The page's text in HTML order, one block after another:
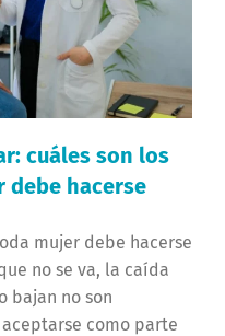
cuáles son los
debe hacerse
mujer debe hacerse
no se va, la caída
bajan no son
como parte